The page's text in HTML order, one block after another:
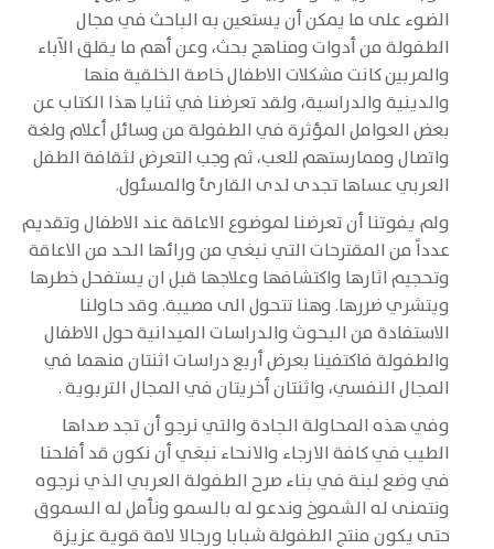
الضوء على ما يمكن أن يستعين به الباحث في مجال
الطفولة من أدوات ومناهج بحث، وعن أهم ما يقلق الآباء
والمربين كانت مشكلات الاطفال خاصة الخلقية منها
والدينية والدراسية، ولقد تعرضنا في ثنايا هذا الكتاب عن
بعض العوامل المؤثرة في الطفولة من وسائل أعلام ولغة
واتصال وممارستهم للعب، ثم وجب التعرض لثقافة الطفل
العربي عساها تجدى لدى القارئ والمسئول.
ولم يفوتنا أن تعرضنا لموضوع الاعاقة عند الاطفال وتقديم
عدداً من المقترحات التي نبغي من ورائها الحد من الاعاقة
وتحجيم اثارها واكتشافها وعلاجها قبل ان يستفحل خطرها
ويتشري ضررها. وهنا تتحول الى مصيبة. وقد حاولنا
الاستفادة من البحوث والدراسات الميدانية حول الاطفال
والطفولة فاكتفينا بعرض أربع دراسات اثنتان منهما في
المجال النفسي، واثنتان أخريتان في المجال التربوية .
وفي هذه المحاولة الجادة والتي نرجو أن تجد صداها
الطيب في كافة الارجاء والانحاء نبغي أن نكون قد أفلحنا
في وضع لبنة في بناء صرح الطفولة العربي الذي نرجوه
ونتمنى له الشموخ وندعو له بالسمو ونأمل له السموق
حتى يكون منتج الطفولة شبابا ورجالا لامة قوية عزيزة